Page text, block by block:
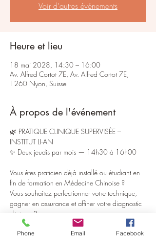
Voir d'autres événements
Heure et lieu
18 mai 2028, 14:30 – 16:00
Av. Alfred Cortot 7E, Av. Alfred Cortot 7E,
1260 Nyon, Suisse
À propos de l'événement
🌿 PRATIQUE CLINIQUE SUPERVISÉE –
INSTITUT LI-AN
✨ Deux jeudis par mois — 14h30 à 16h00
Vous êtes praticien déjà installé ou étudiant en
fin de formation en Médecine Chinoise ?
Vous souhaitez perfectionner votre technique,
gagner en assurance et affiner votre diagnostic
clinique ?
L’Institut Li-An ouvre ses portes pour des sessions
Phone Email Facebook